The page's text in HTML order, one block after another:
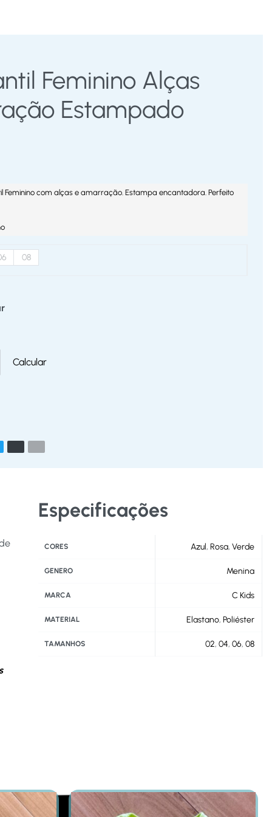
Feminino Alças
Estampado
Feminino com alças e amarração. Estampa encantadora. Perfeito
08
Calcular
Especificações
CORES Azul,Rosa,Verde
GENERO Menina
MARCA C Kids
MATERIAL Elastano,Poliéster
TAMANHOS 02,04,06,08